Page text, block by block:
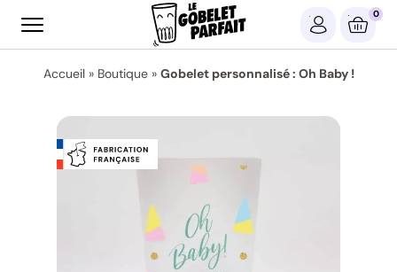
0
Accueil» Boutique» Gobelet personnalisé : Oh Baby !